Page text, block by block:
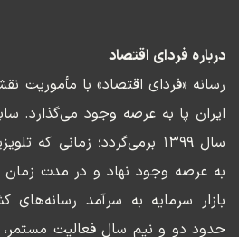
درباره فردای اقتصاد
رسانه «فردای اقتصاد» با مأموریت
ایران پا به عرصه وجود می‌گذارد.
سال ۱۳۹۹ برمی‌گردد؛ زمانی که
به عرصه وجود نهاد و در مدت
بازار سرمایه به سرآمد